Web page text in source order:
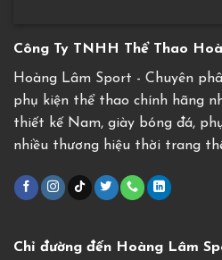
Công Ty TNHH Thể Thao
Hoàng Lâm Sport - Chuyên
phụ kiện thể thao chính hãng
thiết kế Nam, giày bóng đá,
nhiều thương hiệu thời trang
Chỉ đường đến Hoàng Lâm